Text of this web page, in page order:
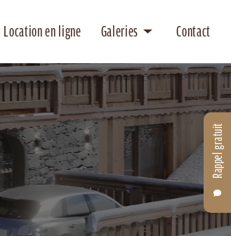
Rappel gratuit
Location en ligne Galeries
Location
Entretien
Contact